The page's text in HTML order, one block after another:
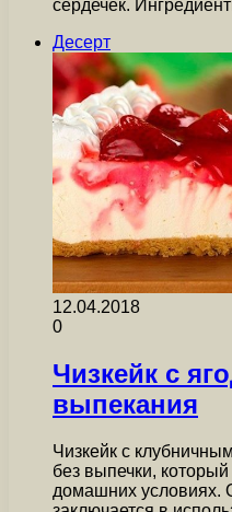
сердечек.
Десерт
12.04.2018
0
Чизкейк с
выпекания
Чизкейк с
без выпечки,
домашних условиях.